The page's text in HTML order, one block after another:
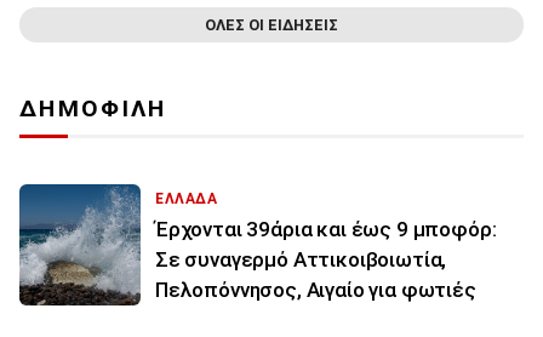
ΟΛΕΣ ΟΙ ΕΙΔΗΣΕΙΣ
ΔΗΜΟΦΙΛΗ
ΕΛΛΑΔΑ
Έρχονται 39άρια και έως 9 μποφόρ:
Σε συναγερμό Αττικοιβοιωτία,
Πελοπόννησος, Αιγαίο για φωτιές